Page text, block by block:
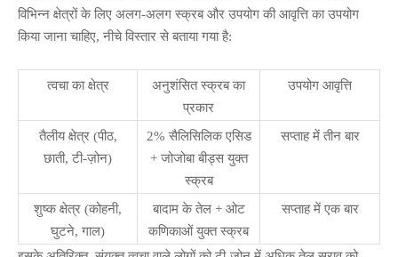
विभिन्न क्षेत्रों के लिए अलग-अलग स्क्रब और उपयोग की आवृत्ति का उपयोग
किया जाना चाहिए, नीचे विस्तार से बताया गया है:
त्वचा का क्षेत्र
अनुशंसित स्क्रब का
प्रकार
उपयोग आवृत्ति
तैलीय क्षेत्र (पीठ,
छाती, टी-ज़ोन)
2% सैलिसिलिक एसिड
+ जोजोबा बीड्स युक्त
स्क्रब
सप्ताह में तीन बार
शुष्क क्षेत्र (कोहनी,
घुटने, गाल)
बादाम के तेल + ओट
कणिकाओं युक्त स्क्रब
सप्ताह में एक बार